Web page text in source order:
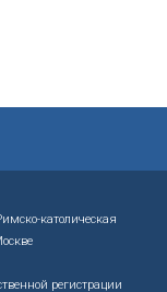
католическая
регистрации